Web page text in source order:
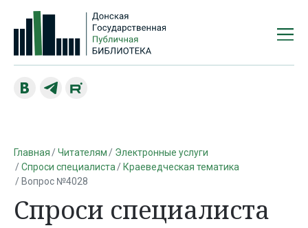
Главная Читателям
Электронные услуги
Спроси специалиста
Краеведческая тематика
Вопрос №4028
Спроси специалиста